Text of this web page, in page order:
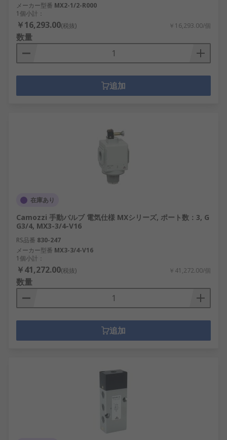
メーカー型番 MX2-1/2-R000
1個小計：
￥16,293.00(税抜) ￥16,293.00/個
数量
追加
在庫あり
Camozzi 手動バルブ 電気仕様 MXシリーズ, ポート数：3, G
G3/4, MX3-3/4-V16
RS品番 830-247
メーカー型番 MX3-3/4-V16
1個小計：
￥41,272.00(税抜) ￥41,272.00/個
数量
追加